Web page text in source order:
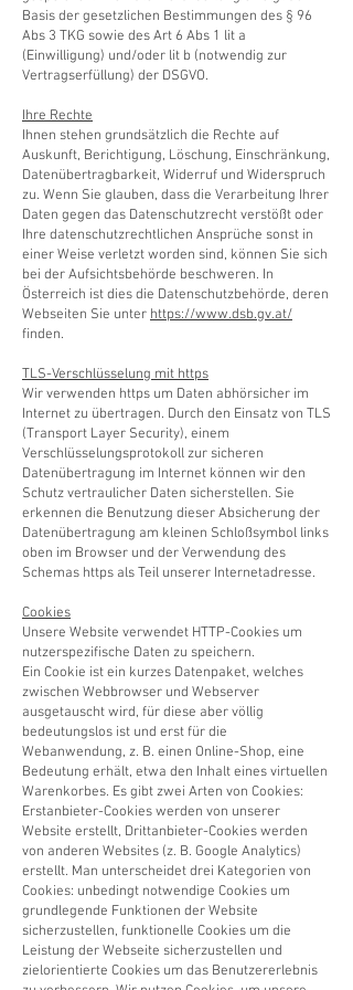
Basis der gesetzlichen Bestimmungen des § 96
Abs 3 TKG sowie des Art 6 Abs 1 lit a
(Einwilligung) und/oder lit b (notwendig zur
Vertragserfüllung) der DSGVO.
Ihre Rechte
Ihnen stehen grundsätzlich die Rechte auf
Auskunft, Berichtigung, Löschung, Einschränkung,
Datenübertragbarkeit, Widerruf und Widerspruch
zu. Wenn Sie glauben, dass die Verarbeitung Ihrer
Daten gegen das Datenschutzrecht verstößt oder
Ihre datenschutzrechtlichen Ansprüche sonst in
einer Weise verletzt worden sind, können Sie sich
bei der Aufsichtsbehörde beschweren. In
Österreich ist dies die Datenschutzbehörde, deren
Webseiten Sie unter https://www.dsb.gv.at/
finden.
TLS-Verschlüsselung mit https
Wir verwenden https um Daten abhörsicher im
Internet zu übertragen. Durch den Einsatz von TLS
(Transport Layer Security), einem
Verschlüsselungsprotokoll zur sicheren
Datenübertragung im Internet können wir den
Schutz vertraulicher Daten sicherstellen. Sie
erkennen die Benutzung dieser Absicherung der
Datenübertragung am kleinen Schloßsymbol links
oben im Browser und der Verwendung des
Schemas https als Teil unserer Internetadresse.
Cookies
Unsere Website verwendet HTTP-Cookies um
nutzerspezifische Daten zu speichern.
Ein Cookie ist ein kurzes Datenpaket, welches
zwischen Webbrowser und Webserver
ausgetauscht wird, für diese aber völlig
bedeutungslos ist und erst für die
Webanwendung, z. B. einen Online-Shop, eine
Bedeutung erhält, etwa den Inhalt eines virtuellen
Warenkorbes. Es gibt zwei Arten von Cookies:
Erstanbieter-Cookies werden von unserer
Website erstellt, Drittanbieter-Cookies werden
von anderen Websites (z. B. Google Analytics)
erstellt. Man unterscheidet drei Kategorien von
Cookies: unbedingt notwendige Cookies um
grundlegende Funktionen der Website
sicherzustellen, funktionelle Cookies um die
Leistung der Webseite sicherzustellen und
zielorientierte Cookies um das Benutzererlebnis